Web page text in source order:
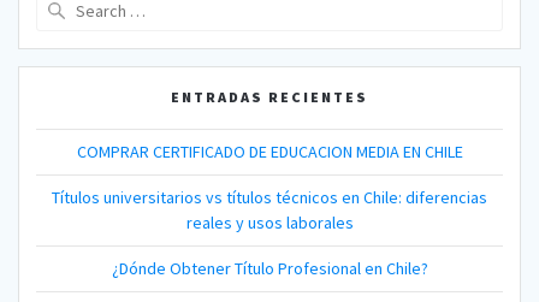
ENTRADAS RECIENTES
COMPRAR CERTIFICADO DE EDUCACION MEDIA EN CHILE
Títulos universitarios vs títulos técnicos en Chile: diferencias
reales y usos laborales
¿Dónde Obtener Título Profesional en Chile?